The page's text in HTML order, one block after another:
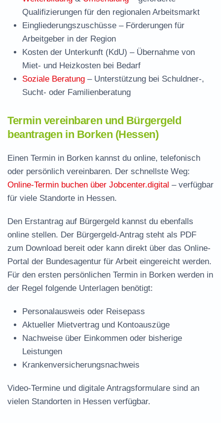
Qualifizierungen für den regionalen Arbeitsmarkt
Eingliederungszuschüsse – Förderungen für
Arbeitgeber in der Region
Kosten der Unterkunft (KdU) – Übernahme von
Miet- und Heizkosten bei Bedarf
Soziale Beratung – Unterstützung bei Schuldner-,
Sucht- oder Familienberatung
Termin vereinbaren und Bürgergeld
beantragen in Borken (Hessen)
Einen Termin in Borken kannst du online, telefonisch
oder persönlich vereinbaren. Der schnellste Weg:
Online-Termin buchen über Jobcenter.digital – verfügbar
für viele Standorte in Hessen.
Den Erstantrag auf Bürgergeld kannst du ebenfalls
online stellen. Der Bürgergeld-Antrag steht als PDF
zum Download bereit oder kann direkt über das Online-
Portal der Bundesagentur für Arbeit eingereicht werden.
Für den ersten persönlichen Termin in Borken werden in
der Regel folgende Unterlagen benötigt:
Personalausweis oder Reisepass
Aktueller Mietvertrag und Kontoauszüge
Nachweise über Einkommen oder bisherige
Leistungen
Krankenversicherungsnachweis
Video-Termine und digitale Antragsformulare sind an
vielen Standorten in Hessen verfügbar.